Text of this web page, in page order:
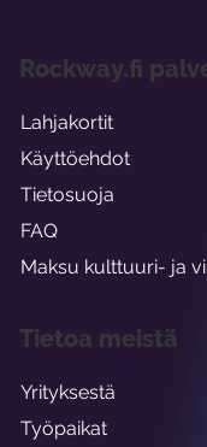
Rockway.fi
Lahjakortit
Käyttöehdot
Tietosuoja
FAQ
Maksu kulttuuri- ja
Tietoa meistä
Yrityksestä
Työpaikat